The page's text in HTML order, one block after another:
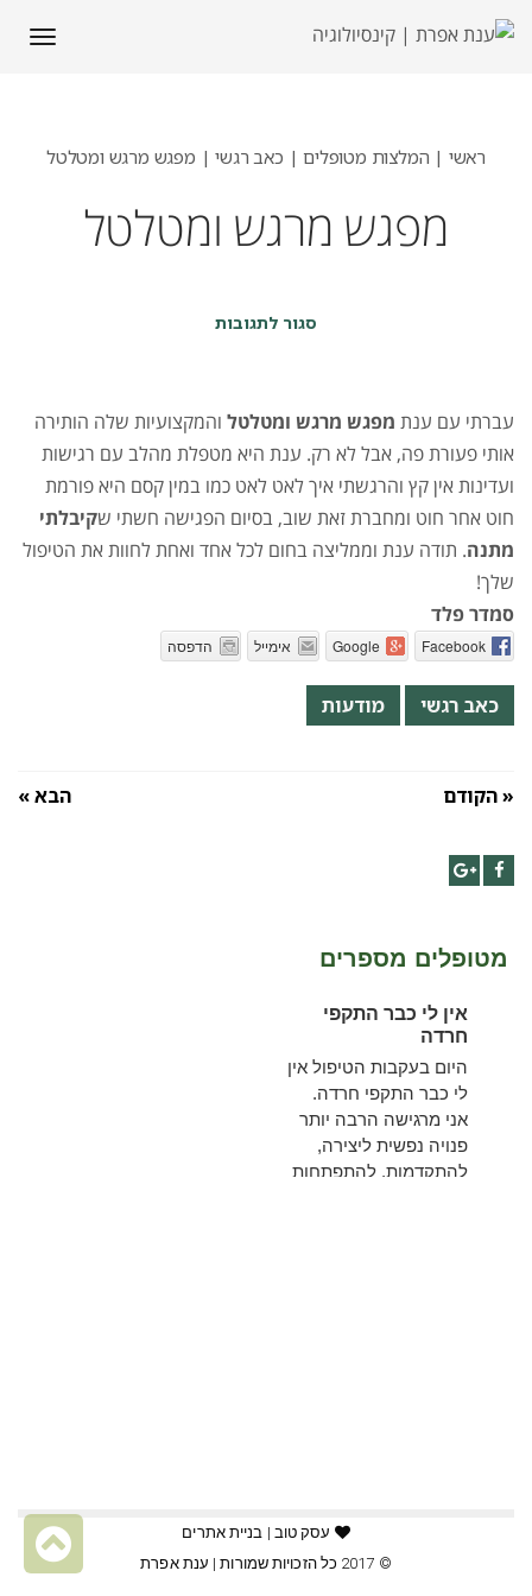
ראשי | המלצות מטופלים | כאב רגשי | מפגש מרגש ומטלטל
מפגש מרגש ומטלטל
סגור לתגובותעל
עברתי עם ענת מפגש מרגש ומטלטל והמקצועיות שלה הותירה
אותי פעורת פה, אבל לא רק. ענת היא מטפלת מהלב עם רגישות
ועדינות אין קץ והרגשתי איך לאט לאט כמו במין קסם היא פורמת
חוט אחר חוט ומחברת זאת שוב, בסיום הפגישה חשתי שקיבלתי
מתנה. תודה ענת וממליצה בחום לכל אחד ואחת לחוות את הטיפול
שלך!
סמדר פלד
Facebook
Google אימייל הדפסה
כאב רגשי מודעות
« הקודם הבא »
מטופלים מספרים
אין לי כבר התקפי
חרדה
היום בעקבות הטיפול אין
לי כבר התקפי חרדה.
אני מרגישה הרבה יותר
פנויה נפשית ליצירה,
להתקדמות, להתפתחות
עסק טוב | בניית אתרים
© 2017 כל הזכויות שמורות |
ענת אפרת